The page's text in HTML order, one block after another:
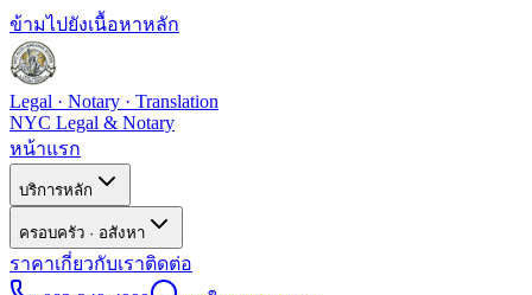
ข้ามไปยังเนื้อหาหลัก
Legal · Notary · Translation
NYC Legal & Notary
หน้าแรก
บริการหลัก
ครอบครัว · อสังหา
ราคาเกี่ยวกับเราติดต่อ